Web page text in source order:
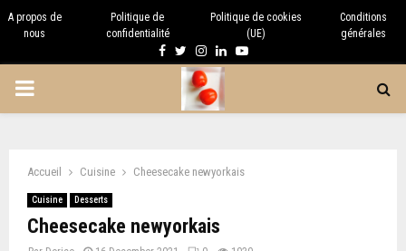
A propos de
nous
Politique de
confidentialité
Politique de cookies
(UE)
Conditions
générales
Facebook
TwitterInstagram
LinkedinYoutube
PRIMARY
Accueil Cuisine Cheesecake newyorkais
Cuisine Desserts
Cheesecake newyorkais